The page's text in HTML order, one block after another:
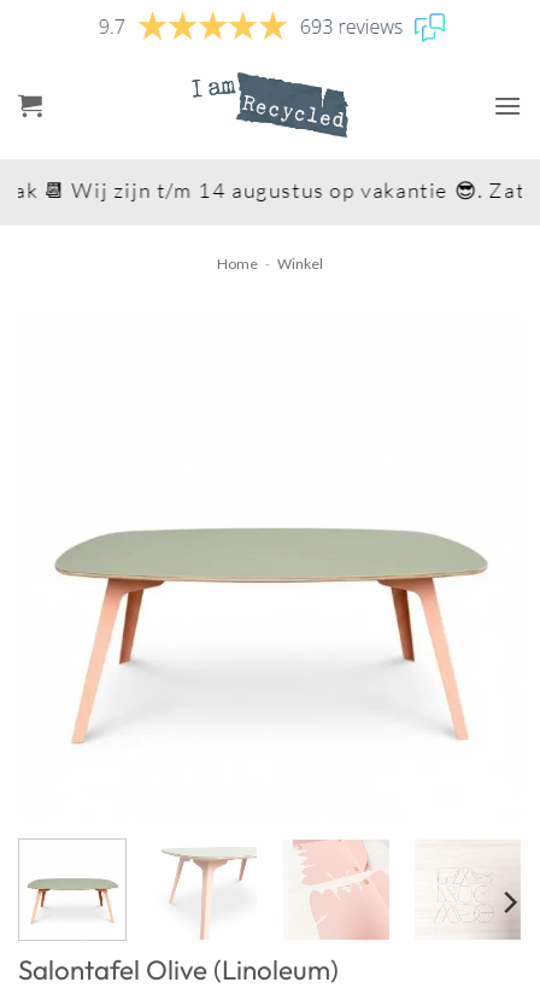
📆 Wij zijn t/m 14 augustus op vakantie 😎.
Home - Winkel
Salontafel Olive (Linoleum)